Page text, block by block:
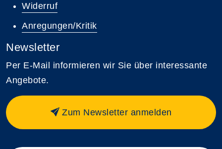
Widerruf
Anregungen/Kritik
Newsletter
Per E-Mail informieren wir Sie über interessante
Angebote.
Zum Newsletter anmelden